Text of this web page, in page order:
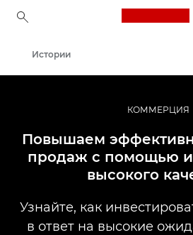
Профессиональная фото- и видеосъемка
Истории
КОММЕРЦИЯ
Повышаем
продаж с помощью
высокого
Узнайте, как
в ответ на высокие